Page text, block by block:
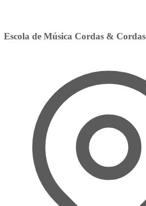
Escola de Música Cordas & Cordas